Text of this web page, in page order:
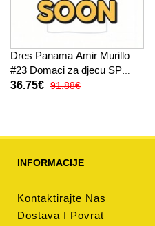
Dres Panama Amir Murillo
#23 Domaci za djecu SP
2026 Kratak Rukav (+ kratke
36.75€ 91.88€
INFORMACIJE
Kontaktirajte Nas
Dostava I Povrat